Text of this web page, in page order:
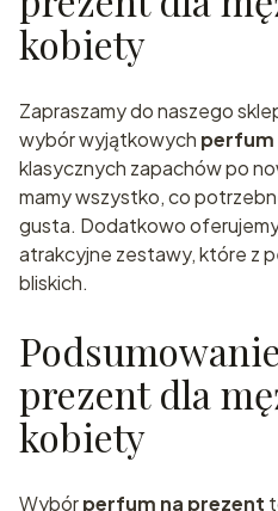
kobiety
Zapraszamy do naszego
wybór wyjątkowych perfum
klasycznych zapachów po
mamy wszystko, co
gusta. Dodatkowo
atrakcyjne zestawy, które z
bliskich.
prezent dla
kobiety
Wybórperfum na prezent